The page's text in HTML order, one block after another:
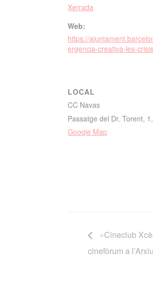
Xerrada
Web:
https://
ergencia-creativa-les-
LOCAL
CC Navas
Passatge del Dr. Torent,
Google Map
«Cineclub
cinefòrum a